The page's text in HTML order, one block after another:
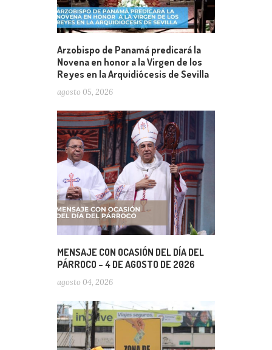
Arzobispo de Panamá predicará la
Novena en honor a la Virgen de los
Reyes en la Arquidiócesis de Sevilla
agosto 05, 2026
MENSAJE CON OCASIÓN DEL DÍA DEL
PÁRROCO – 4 DE AGOSTO DE 2026
agosto 04, 2026